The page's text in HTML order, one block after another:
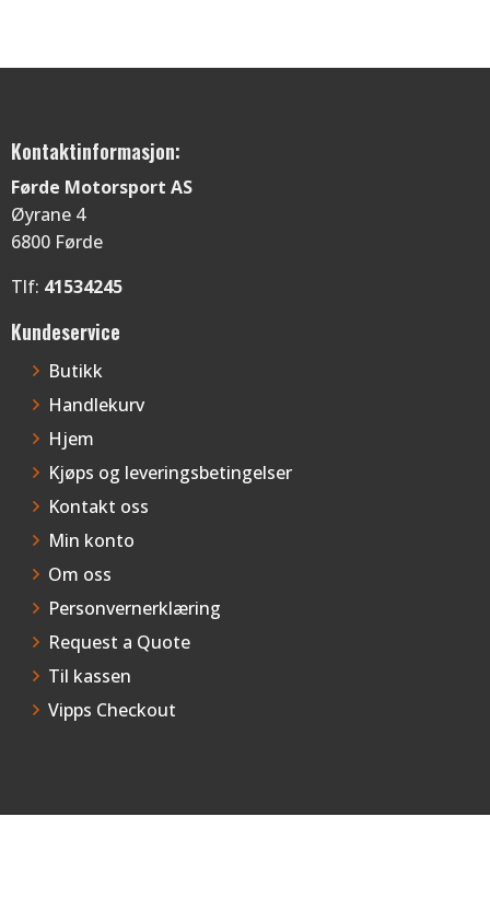
Kontaktinformasjon:
Førde Motorsport AS
Øyrane 4
6800 Førde
Tlf: 41534245
Kundeservice
Butikk
Handlekurv
Hjem
Kjøps og leveringsbetingelser
Kontakt oss
Min konto
Om oss
Personvernerklæring
Request a Quote
Til kassen
Vipps Checkout